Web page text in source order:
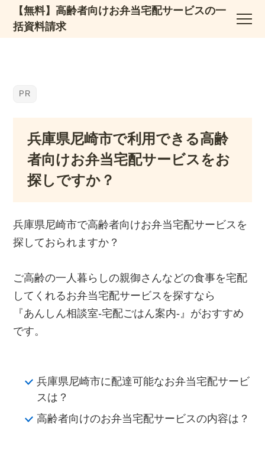
【無料】高齢者向けお弁当宅配サービスの一
括資料請求
兵庫県尼崎市で利用できる高齢
者向けお弁当宅配サービスをお
探しですか？
兵庫県尼崎市で高齢者向けお弁当宅配サービスを
探しておられますか？
ご高齢の一人暮らしの親御さんなどの食事を宅配
してくれるお弁当宅配サービスを探すなら
『あんしん相談室‐宅配ごはん案内‐』がおすすめ
です。
兵庫県尼崎市に配達可能なお弁当宅配サービ
スは？
高齢者向けのお弁当宅配サービスの内容は？